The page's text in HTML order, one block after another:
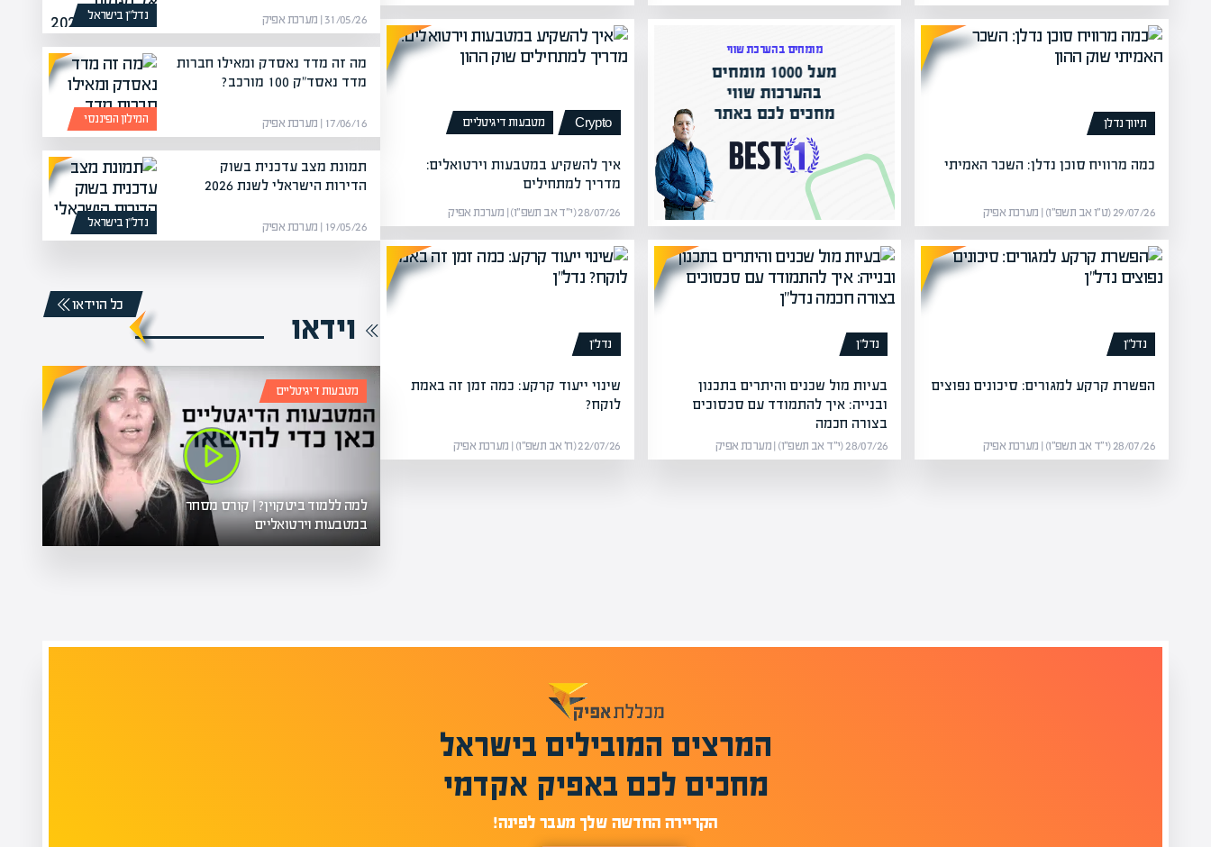
תיווך נדלן
כמה מרוויח סוכן נדלן: השכר האמיתי
29/07/26 (ט״ו אב תשפ״ו) | מערכת אפיק
המרצים המובילים בישראל
מחכים לכם באפיק אקדמי
מומחים בהערכת שווי
מעל 1000 מומחים
בהערכות שווי
מחכים לכם באתר Crypto מטבעות דיגיטליים
איך להשקיע במטבעות וירטואלים:
מדריך למתחילים
28/07/26 (י״ד אב תשפ״ו) | מערכת אפיק
נדל”ן
הפשרת קרקע למגורים: סיכונים נפוצים
28/07/26 (י״ד אב תשפ״ו) | מערכת אפיק
נדל”ן
בעיות מול שכנים והיתרים בתכנון
ובנייה: איך להתמודד עם סכסוכים
בצורה חכמה
28/07/26 (י״ד אב תשפ״ו) | מערכת אפיק
נדל”ן
שינוי ייעוד קרקע: כמה זמן זה באמת
לוקח?
22/07/26 (ח׳ אב תשפ״ו) | מערכת אפיק
נדל”ן בישראל 31/05/26 | מערכת אפיק
המילון הפיננסי
מה זה מדד נאסדק ומאילו חברות
מדד נאסד"ק 100 מורכב?
17/06/16 | מערכת אפיק
נדל”ן בישראל
תמונת מצב עדכנית בשוק
הדירות הישראלי לשנת 2026
19/05/26 | מערכת אפיק
וידאו
כל הוידאו
מטבעות דיגיטליים
למה ללמוד ביטקוין? | קורס מסחר
במטבעות וירטואליים
המרצים המובילים בישראל
מחכים לכם באפיק אקדמי
הקריירה החדשה שלך מעבר לפינה!